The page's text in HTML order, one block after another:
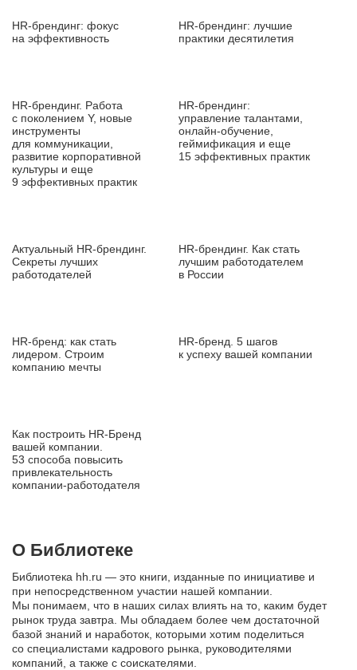
HR‑брендинг: фокус
на эффективность
HR‑брендинг: лучшие
практики десятилетия
HR‑брендинг. Работа
с поколением Y, новые
инструменты
для коммуникации,
развитие корпоративной
культуры и еще
9 эффективных практик
HR‑брендинг:
управление талантами,
онлайн‑обучение,
геймификация и еще
15 эффективных практик
Актуальный HR‑брендинг.
Секреты лучших
работодателей
HR‑брендинг. Как стать
лучшим работодателем
в России
HR‑бренд: как стать
лидером. Строим
компанию мечты
HR‑бренд. 5 шагов
к успеху вашей компании
Как построить HR‑Бренд
вашей компании.
53 способа повысить
привлекательность
компании‑работодателя
О Библиотеке
Библиотека hh.ru — это книги, изданные по инициативе и
при непосредственном участии нашей компании.
Мы понимаем, что в наших силах влиять на то, каким будет
рынок труда завтра. Мы обладаем более чем достаточной
базой знаний и наработок, которыми хотим поделиться
со специалистами кадрового рынка, руководителями
компаний, а также с соискателями.